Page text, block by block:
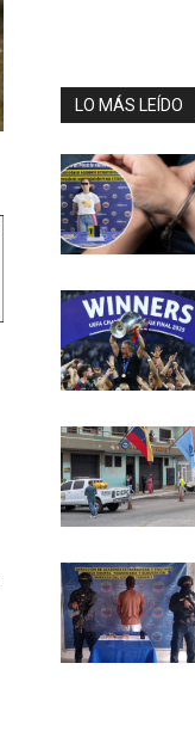
LO MÁS LEÍDO